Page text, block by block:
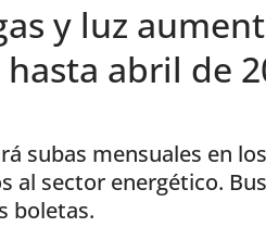
y luz
abril de
subas mensuales en
al sector energético.
boletas.